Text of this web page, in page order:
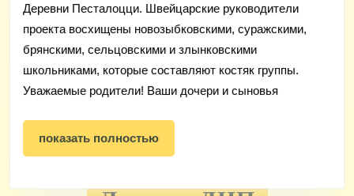
Деревни Песталоцци. Швейцарские руководители
проекта восхищены новозыбковскими, суражскими,
брянскими, сельцовскими и злынковскими
школьниками, которые составляют костяк группы.
Уважаемые родители! Ваши дочери и сыновья
показать полностьюпоказать
полностью